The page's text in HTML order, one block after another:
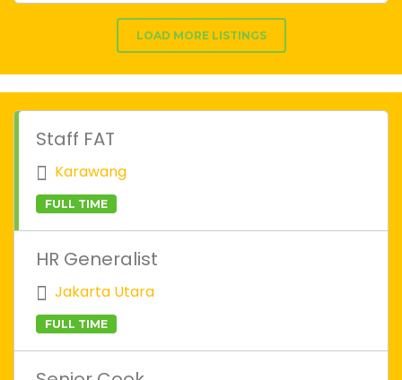
LOAD MORE LISTINGS
Staff FAT
Karawang
FULL TIME
HR Generalist
Jakarta Utara
FULL TIME